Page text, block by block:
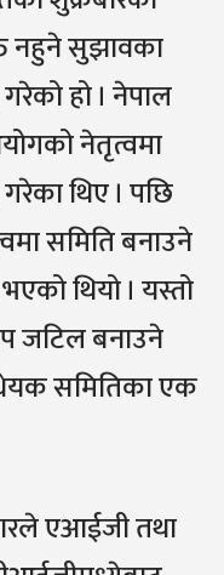
नहुने सुझावका
हो । नेपाल
नेतृत्वमा
थिए । पछि
समिति बनाउने
थियो । यस्तो
जटिल बनाउने
समितिका एक
एआईजी तथा